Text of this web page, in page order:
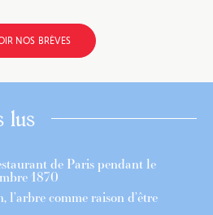
NOS BRÈVES
lus
de Paris pendant le
1870
l’arbre comme raison d’être